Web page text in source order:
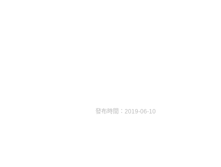
發布時間：2019-06-10